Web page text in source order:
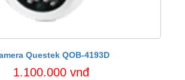
Questek QOB-4193D
1.100.000 vnđ